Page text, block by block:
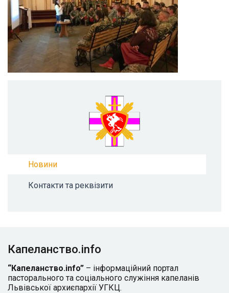
Новини
Контакти та реквізити
Капеланство.info
“Капеланство.info” – інформаційний портал
пасторального та соціального служіння капеланів
Львівської архиєпархії УГКЦ.